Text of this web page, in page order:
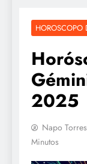
HOROSCOPO
2025
Napo Torres
Minutos